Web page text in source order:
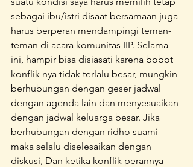
sebagai ibu/istri disaat bersamaan juga
harus berperan mendampingi teman-
teman di acara komunitas IIP. Selama
ini, hampir bisa disiasati karena bobot
konflik nya tidak terlalu besar, mungkin
berhubungan dengan geser jadwal
dengan agenda lain dan menyesuaikan
dengan jadwal keluarga besar. Jika
berhubungan dengan ridho suami
maka selalu diselesaikan dengan
diskusi, Dan ketika konflik perannya